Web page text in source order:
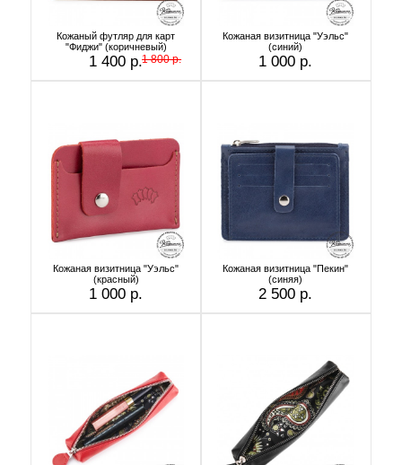
Кожаный футляр для карт
"Фиджи" (коричневый)
1 400 р.1 800 р.
Кожаная визитница "Уэльс"
(синий)
1 000 р.
Кожаная визитница "Уэльс"
(красный)
1 000 р.
Кожаная визитница "Пекин"
(синяя)
2 500 р.